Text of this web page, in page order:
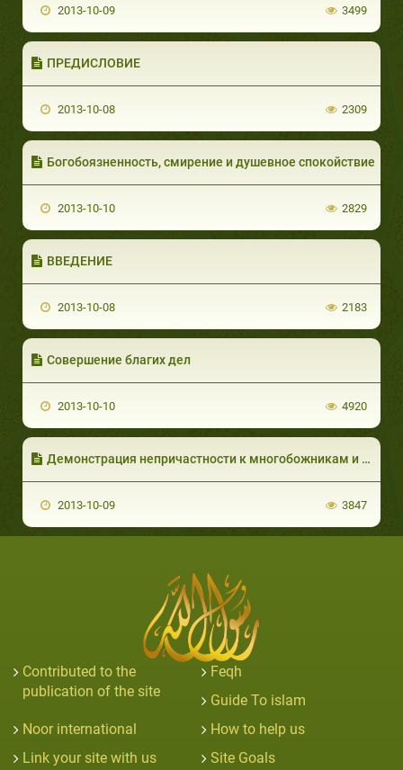
2013-10-09 3499
ПРЕДИСЛОВИЕ
2013-10-08 2309
Богобоязненность, смирение и душевное спокойствие
2013-10-10 2829
ВВЕДЕНИЕ
2013-10-08 2183
Совершение благих дел
2013-10-10 4920
Демонстрация непричастности к многобожникам и намеренное противоречие им
2013-10-09 3847
Contributed to the
publication of the site
Feqh
Guide To islam
Noor international
How to help us
Link your site with us
Site Goals